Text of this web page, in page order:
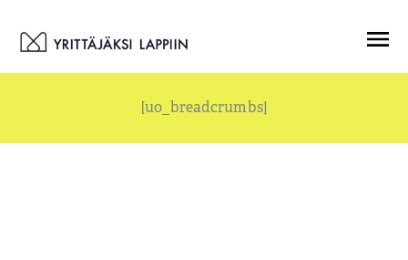
sisältöön
[uo_breadcrumbs]